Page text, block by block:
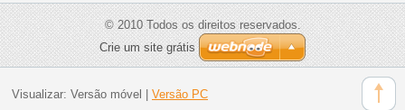
© 2010 Todos os direitos reservados.
Crie um site grátis
Visualizar: Versão móvel Versão PC